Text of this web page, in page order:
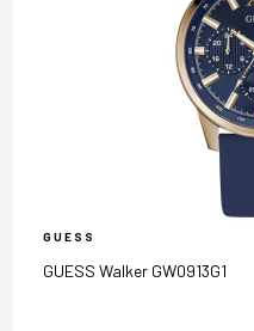
GUESS
GUESS Walker GW0913G1